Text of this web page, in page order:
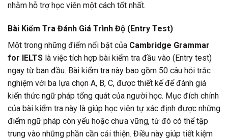
nhằm hỗ trợ học viên một cách tốt nhất.
Bài Kiểm Tra Đánh Giá Trình Độ (Entry Test)
Một trong những điểm nổi bật của Cambridge Grammar
for IELTS là việc tích hợp bài kiểm tra đầu vào (Entry test)
ngay từ ban đầu. Bài kiểm tra này bao gồm 50 câu hỏi trắc
nghiệm với ba lựa chọn A, B, C, được thiết kế để đánh giá
kiến thức ngữ pháp tổng quát của người học. Mục đích chính
của bài kiểm tra này là giúp học viên tự xác định được những
điểm ngữ pháp còn yếu hoặc chưa vững, từ đó có thể tập
trung vào những phần cần cải thiện. Điều này giúp tiết kiệm